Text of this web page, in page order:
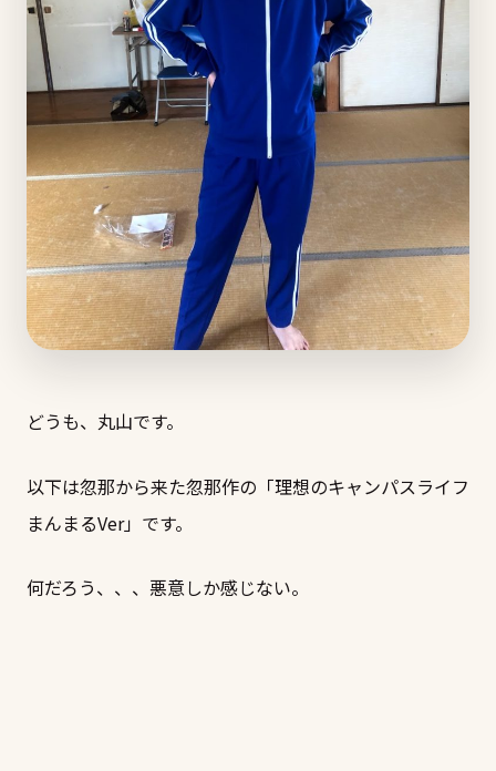
どうも、丸山です。
以下は忽那から来た忽那作の「理想のキャンパスライフ
まんまるVer」です。
何だろう、、、悪意しか感じない。